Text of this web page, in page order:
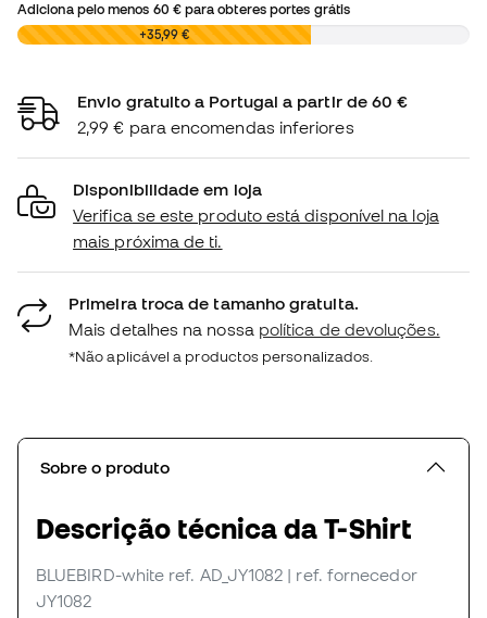
Adiciona pelo menos 60 €para obteres portes grátis
0,00 € +35,99 €
Envio gratuito a Portugal a partir de 60 €
2,99 € para encomendas inferiores
Disponibilidade em loja
Verifica se este produto está disponível na loja
mais próxima de ti.
Primeira troca de tamanho gratuita.
Mais detalhes na nossa política de devoluções.
*Não aplicável a productos personalizados.
Sobre o produto
Descrição técnica da T-Shirt
BLUEBIRD-white ref. AD_JY1082 | ref. fornecedor
JY1082